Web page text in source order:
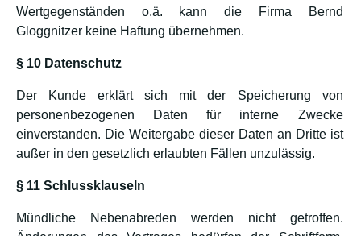
Wertgegenständen o.ä. kann die Firma Bernd
Gloggnitzer keine Haftung übernehmen.
§ 10 Datenschutz
Der Kunde erklärt sich mit der Speicherung von
personenbezogenen Daten für interne Zwecke
einverstanden. Die Weitergabe dieser Daten an Dritte ist
außer in den gesetzlich erlaubten Fällen unzulässig.
§ 11 Schlussklauseln
Mündliche Nebenabreden werden nicht getroffen.